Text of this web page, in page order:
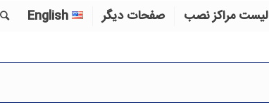
لیست مراکز نصب صفحات دیگر English